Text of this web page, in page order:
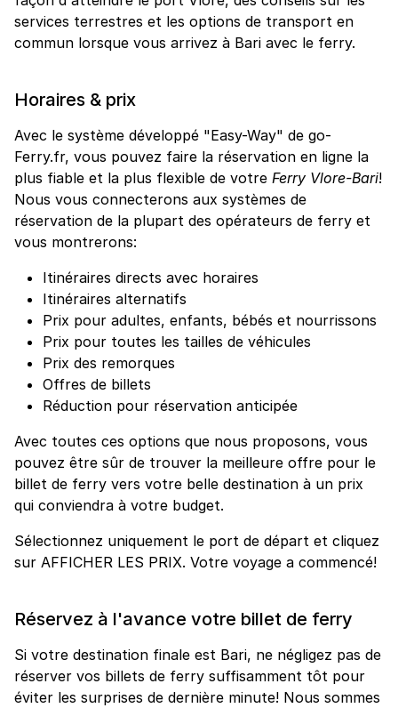
services terrestres et les options de transport en
commun lorsque vous arrivez à Bari avec le ferry.
Horaires & prix
Avec le système développé "Easy-Way" de go-
Ferry.fr, vous pouvez faire la réservation en ligne la
plus fiable et la plus flexible de votre Ferry Vlore-Bari!
Nous vous connecterons aux systèmes de
réservation de la plupart des opérateurs de ferry et
vous montrerons:
Itinéraires directs avec horaires
Itinéraires alternatifs
Prix pour adultes, enfants, bébés et nourrissons
Prix pour toutes les tailles de véhicules
Prix des remorques
Offres de billets
Réduction pour réservation anticipée
Avec toutes ces options que nous proposons, vous
pouvez être sûr de trouver la meilleure offre pour le
billet de ferry vers votre belle destination à un prix
qui conviendra à votre budget.
Sélectionnez uniquement le port de départ et cliquez
sur AFFICHER LES PRIX. Votre voyage a commencé!
Réservez à l'avance votre billet de ferry
Si votre destination finale est Bari, ne négligez pas de
réserver vos billets de ferry suffisamment tôt pour
éviter les surprises de dernière minute! Nous sommes